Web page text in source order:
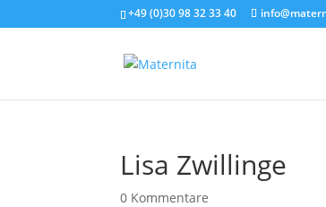
+49 (0)30 98 32 33 40
Lisa Zwillinge
0 Kommentare